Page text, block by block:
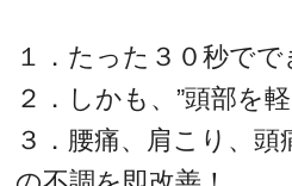
１．たった３０秒で
２．しかも、”頭部を
３．腰痛、肩こり、